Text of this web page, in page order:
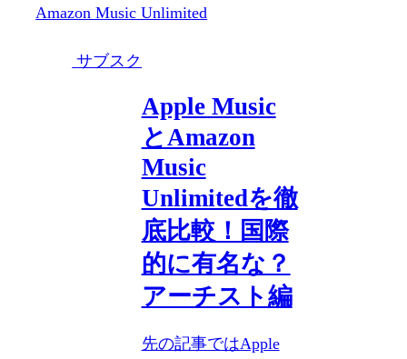
Amazon Music Unlimited
サブスク
Apple Music
とAmazon
Music
Unlimitedを徹
底比較！国際
的に有名な？
アーチスト編
先の記事ではApple